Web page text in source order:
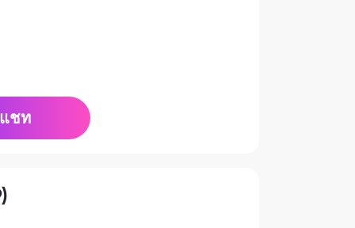
ชท